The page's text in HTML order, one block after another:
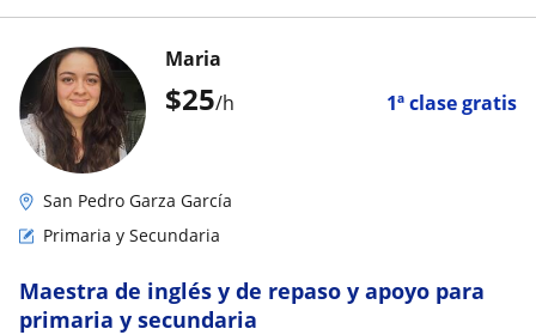
$25/h 1ª clase gratis
Maria
San Pedro Garza García
Primaria y Secundaria
Maestra de inglés y de repaso y apoyo para
primaria y secundaria